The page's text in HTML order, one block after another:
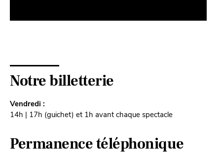
Notre billetterie
Vendredi :
14h | 17h (guichet) et 1h avant chaque spectacle
Permanence téléphonique